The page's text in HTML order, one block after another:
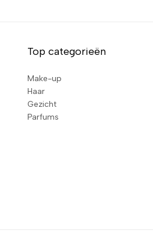
Top categorieën
Make-up
Haar
Gezicht
Parfums